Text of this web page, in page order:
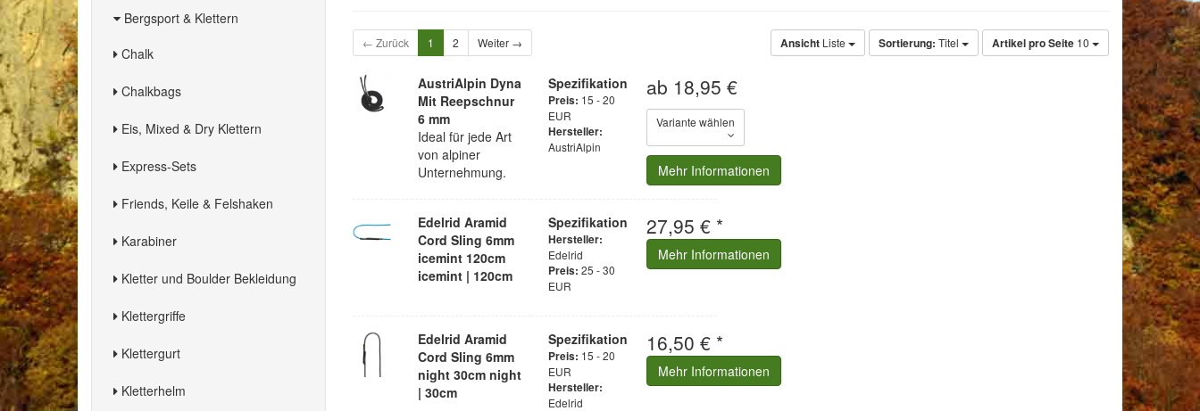
Bergsport & Klettern
Chalk
Chalkbags
Eis, Mixed & Dry Klettern
Express-Sets
Friends, Keile & Felshaken
Karabiner
Kletter und Boulder Bekleidung
Klettergriffe
Klettergurt
Kletterhelm
← Zurück 1 2 Weiter → Ansicht Liste Sortierung: Titel Artikel pro Seite 10
AustriAlpin Dyna
Mit Reepschnur
6 mm
Ideal für jede Art
von alpiner
Unternehmung.
Spezifikation
Preis: 15 - 20
EUR
Hersteller:
AustriAlpin
ab 18,95 €
Variante wählen
Mehr Informationen
Edelrid Aramid
Cord Sling 6mm
icemint 120cm
icemint | 120cm
Spezifikation
Hersteller:
Edelrid
Preis: 25 - 30
EUR
27,95 € *
Mehr Informationen
Edelrid Aramid
Cord Sling 6mm
night 30cm night
| 30cm
Spezifikation
Preis: 15 - 20
EUR
Hersteller:
Edelrid
16,50 € *
Mehr Informationen